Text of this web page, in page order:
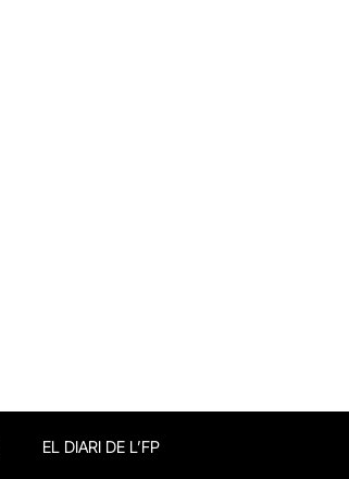
EL DIARI DE L’FP